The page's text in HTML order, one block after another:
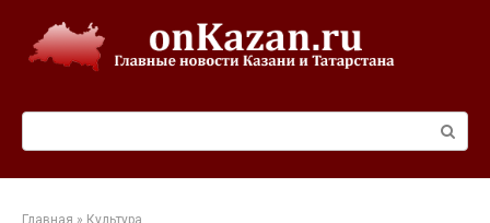
контенту